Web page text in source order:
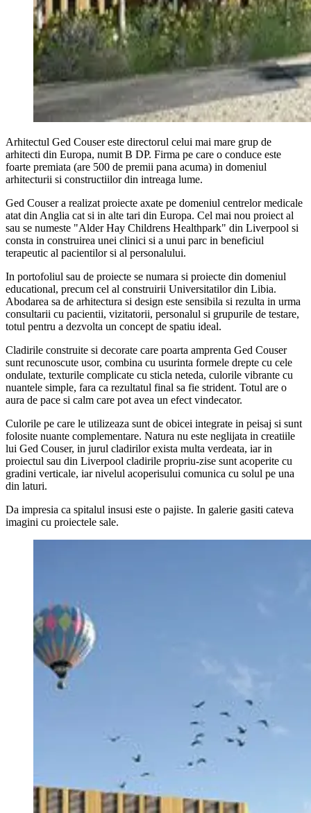
Arhitectul Ged Couser este directorul celui mai mare grup de
arhitecti din Europa, numit B DP. Firma pe care o conduce este
foarte premiata (are 500 de premii pana acuma) in domeniul
arhitecturii si constructiilor din intreaga lume.
Ged Couser a realizat proiecte axate pe domeniul centrelor medicale
atat din Anglia cat si in alte tari din Europa. Cel mai nou proiect al
sau se numeste "Alder Hay Childrens Healthpark" din Liverpool si
consta in construirea unei clinici si a unui parc in beneficiul
terapeutic al pacientilor si al personalului.
In portofoliul sau de proiecte se numara si proiecte din domeniul
educational, precum cel al construirii Universitatilor din Libia.
Abodarea sa de arhitectura si design este sensibila si rezulta in urma
consultarii cu pacientii, vizitatorii, personalul si grupurile de testare,
totul pentru a dezvolta un concept de spatiu ideal.
Cladirile construite si decorate care poarta amprenta Ged Couser
sunt recunoscute usor, combina cu usurinta formele drepte cu cele
ondulate, texturile complicate cu sticla neteda, culorile vibrante cu
nuantele simple, fara ca rezultatul final sa fie strident. Totul are o
aura de pace si calm care pot avea un efect vindecator.
Culorile pe care le utilizeaza sunt de obicei integrate in peisaj si sunt
folosite nuante complementare. Natura nu este neglijata in creatiile
lui Ged Couser, in jurul cladirilor exista multa verdeata, iar in
proiectul sau din Liverpool cladirile propriu-zise sunt acoperite cu
gradini verticale, iar nivelul acoperisului comunica cu solul pe una
din laturi.
Da impresia ca spitalul insusi este o pajiste. In galerie gasiti cateva
imagini cu proiectele sale.